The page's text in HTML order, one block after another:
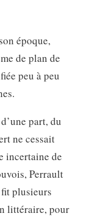
époque,
de plan de
peu à peu
part, du
ne cessait
incertaine de
Perrault
plusieurs
littéraire, pour